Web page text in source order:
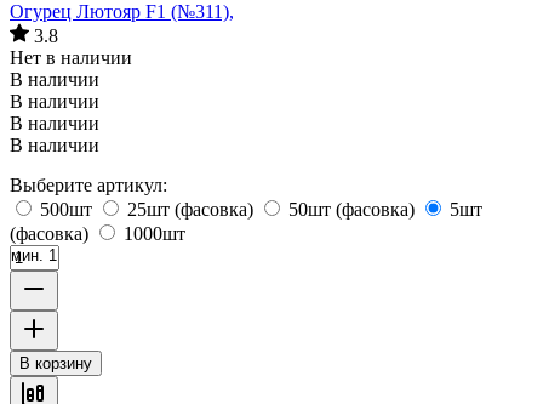
Огурец Лютояр F1 (№311),
3.8
Нет в наличии
В наличии
В наличии
В наличии
В наличии
Выберите артикул:
500шт
25шт (фасовка) 50шт (фасовка)
5шт
(фасовка)
1000шт
мин. 1
В корзину